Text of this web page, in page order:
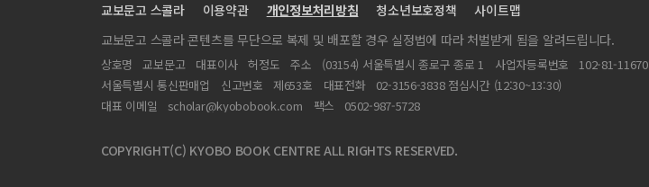
교보문고 스콜라 이용약관 개인정보처리방침 청소년보호정책
사이트맵
교보문고 스콜라 콘텐츠를 무단으로 복제 및 배포할 경우 실정법에 따라 처벌받게 됨을 알려드립니다.
상호명 교보문고 대표이사 허정도 주소 (03154) 서울특별시 종로구 종로 1 사업자등록번호
102-81-11670
서울특별시 통신판매업
신고번호 제653호 대표전화
02-3156-3838 점심시간 (12:30~13:30)
대표 이메일
scholar@kyobobook.com 팩스 0502-987-5728
COPYRIGHT(C) KYOBO BOOK CENTRE ALL RIGHTS RESERVED.